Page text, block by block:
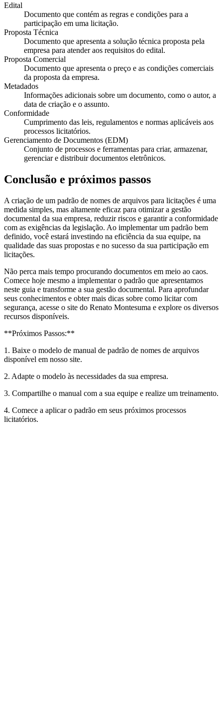
Edital
Documento que contém as regras e condições para a
participação em uma licitação.
Proposta Técnica
Documento que apresenta a solução técnica proposta pela
empresa para atender aos requisitos do edital.
Proposta Comercial
Documento que apresenta o preço e as condições comerciais
da proposta da empresa.
Metadados
Informações adicionais sobre um documento, como o autor, a
data de criação e o assunto.
Conformidade
Cumprimento das leis, regulamentos e normas aplicáveis aos
processos licitatórios.
Gerenciamento de Documentos (EDM)
Conjunto de processos e ferramentas para criar, armazenar,
gerenciar e distribuir documentos eletrônicos.
Conclusão e próximos passos
A criação de um padrão de nomes de arquivos para licitações é uma
medida simples, mas altamente eficaz para otimizar a gestão
documental da sua empresa, reduzir riscos e garantir a conformidade
com as exigências da legislação. Ao implementar um padrão bem
definido, você estará investindo na eficiência da sua equipe, na
qualidade das suas propostas e no sucesso da sua participação em
licitações.
Não perca mais tempo procurando documentos em meio ao caos.
Comece hoje mesmo a implementar o padrão que apresentamos
neste guia e transforme a sua gestão documental. Para aprofundar
seus conhecimentos e obter mais dicas sobre como licitar com
segurança, acesse o site do Renato Montesuma e explore os diversos
recursos disponíveis.
**Próximos Passos:**
1. Baixe o modelo de manual de padrão de nomes de arquivos
disponível em nosso site.
2. Adapte o modelo às necessidades da sua empresa.
3. Compartilhe o manual com a sua equipe e realize um treinamento.
4. Comece a aplicar o padrão em seus próximos processos
licitatórios.